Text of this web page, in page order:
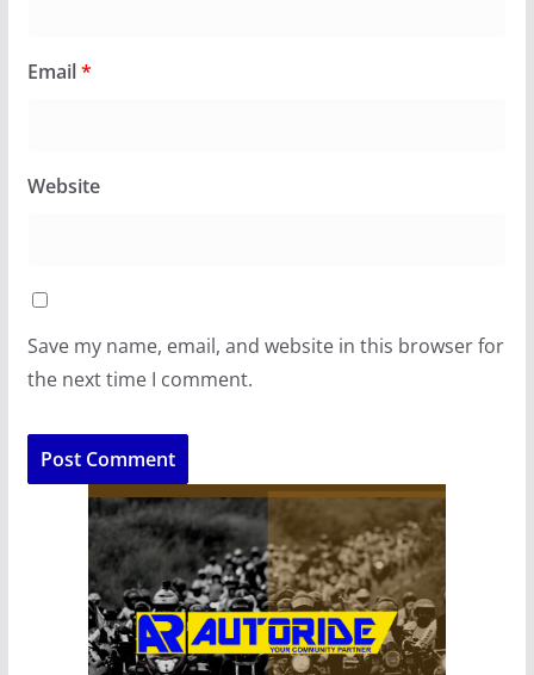
Email*
Website
Save my name, email, and website in this browser for
the next time I comment.